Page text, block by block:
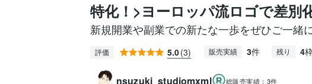
特化！>ヨーロッパ流ロゴで差別
新規開業や副業での新たな一歩をぜひご一緒に
評価 5.0(3) 販売実績 3件 残り 4
nsuzuki_studiomxml 総販売実績： 3件